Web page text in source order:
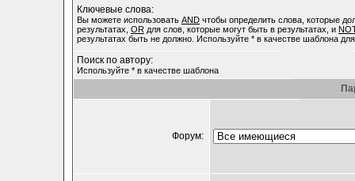
Ключевые слова:
Вы можете использовать AND чтобы определить слова, которые
результатах, OR для слов, которые могут быть в результатах, и
результатах быть не должно. Используйте * в качестве шаблона
Поиск по автору:
Используйте * в качестве шаблона
Форум: